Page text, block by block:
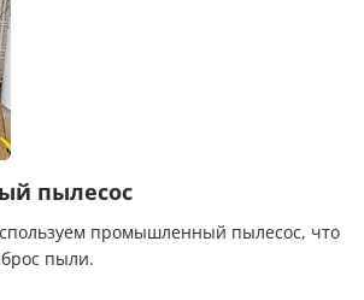
пылесос
промышленный пылесос, что
пыли.